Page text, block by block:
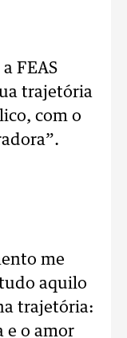
FEAS
trajetória
com o
me
aquilo
trajetória:
e o amor